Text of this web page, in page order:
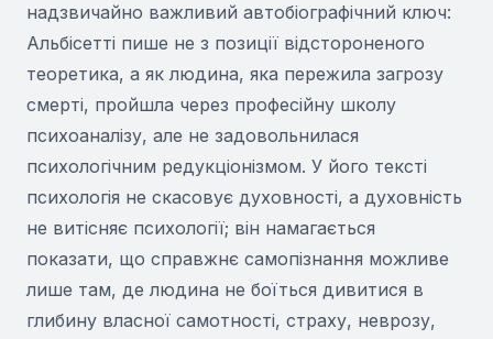
надзвичайно важливий автобіографічний ключ:
Альбісетті пише не з позиції відстороненого
теоретика, а як людина, яка пережила загрозу
смерті, пройшла через професійну школу
психоаналізу, але не задовольнилася
психологічним редукціонізмом. У його тексті
психологія не скасовує духовності, а духовність
не витісняє психології; він намагається
показати, що справжнє самопізнання можливе
лише там, де людина не боїться дивитися в
глибину власної самотності, страху, неврозу,